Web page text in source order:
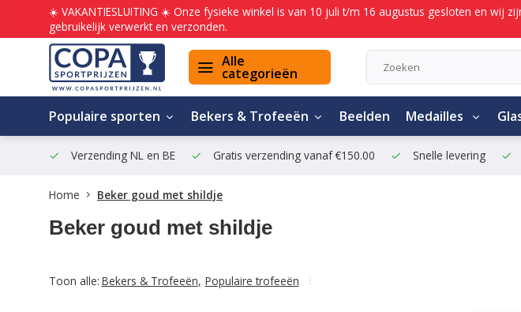
☀️ VAKANTIESLUITING ☀️ Onze fysieke winkel is van 10 juli t/m 16 augustus gesloten en
gebruikelijk verwerkt en verzonden.
Alle
categorieën
Populaire sporten Bekers & Trofeeën Beelden Medailles
Verzending NL en BE Gratis verzending vanaf €150.00 Snelle levering
Home Beker goud met shildje
Beker goud met shildje
Toon alle: Bekers & Trofeeën, Populaire trofeeën